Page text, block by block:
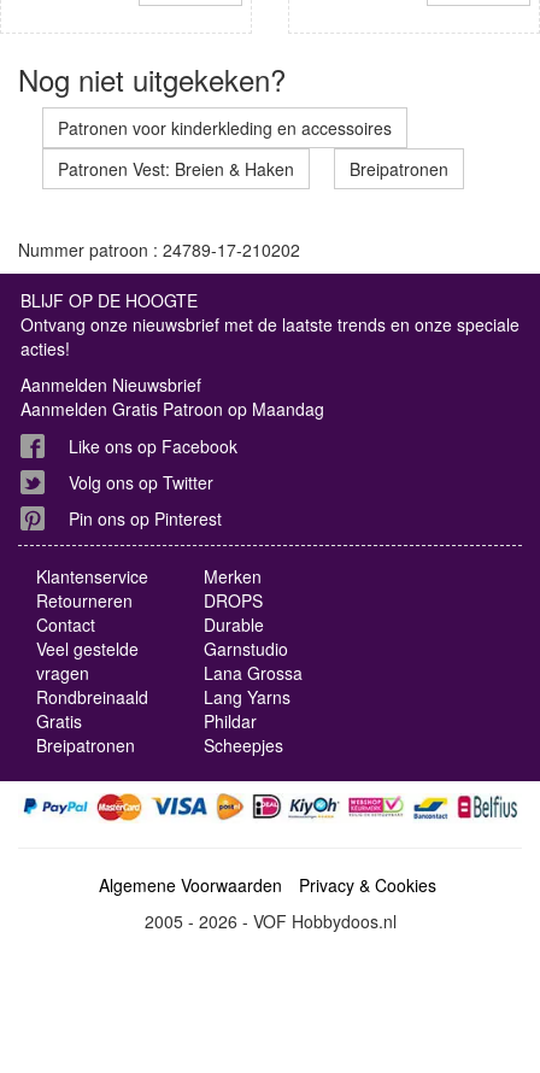
Nog niet uitgekeken?
Patronen voor kinderkleding en accessoires
Patronen Vest: Breien & Haken
Breipatronen
Nummer patroon : 24789-17-210202
BLIJF OP DE HOOGTE
Ontvang onze nieuwsbrief met de laatste trends en onze speciale
acties!
Aanmelden Nieuwsbrief
Aanmelden Gratis Patroon op Maandag
Like ons op Facebook
Volg ons op Twitter
Pin ons op Pinterest
Klantenservice
Retourneren
Contact
Veel gestelde
vragen
Rondbreinaald
Gratis
Breipatronen
Merken
DROPS
Durable
Garnstudio
Lana Grossa
Lang Yarns
Phildar
Scheepjes
Algemene Voorwaarden
Privacy & Cookies
2005 - 2026 - VOF Hobbydoos.nl